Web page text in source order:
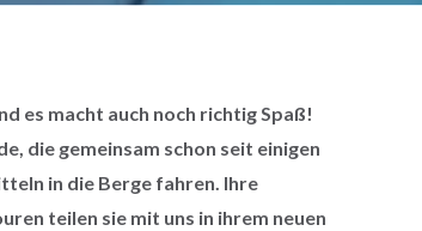
es macht auch noch richtig Spaß!
die gemeinsam schon seit einigen
in die Berge fahren. Ihre
teilen sie mit uns in ihrem neuen